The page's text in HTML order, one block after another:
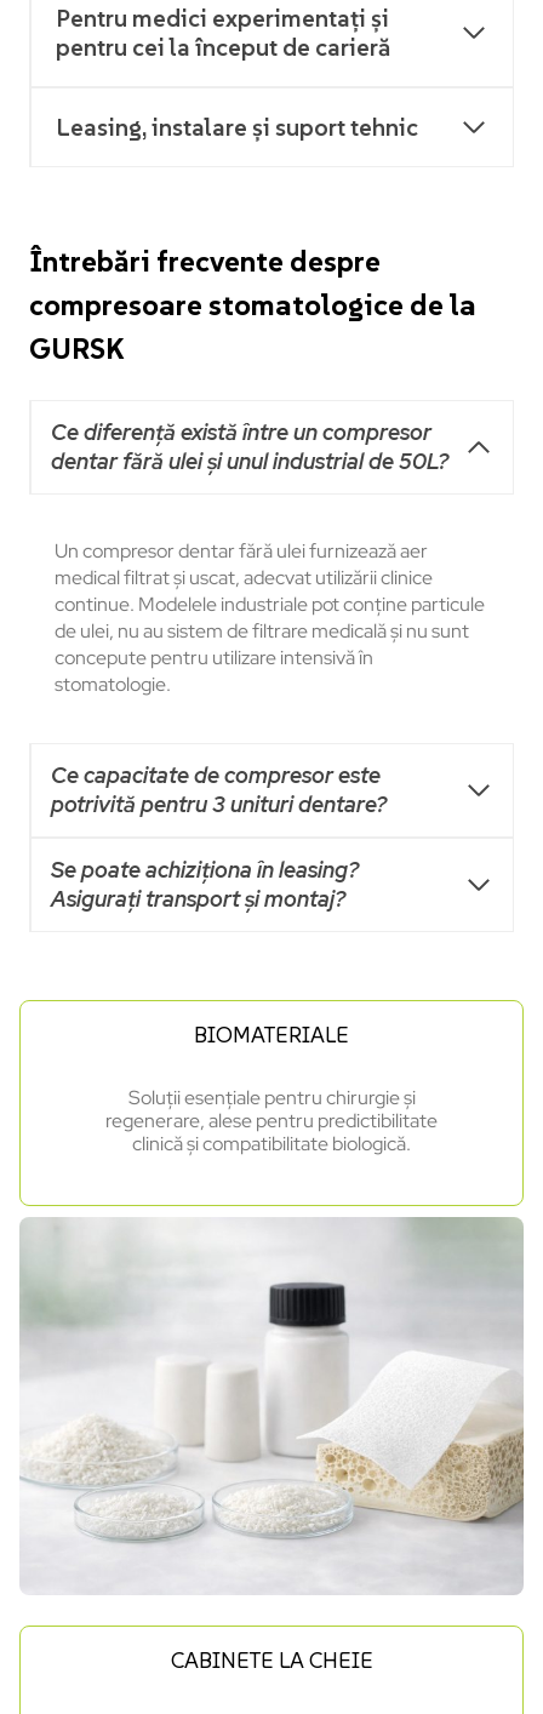
Pentru medici experimentați și
pentru cei la început de carieră
Leasing, instalare și suport tehnic
Întrebări frecvente despre
compresoare stomatologice de la
GURSK
Ce diferență există între un compresor
dentar fără ulei și unul industrial de 50L?
Un compresor dentar fără ulei furnizează aer
medical filtrat și uscat, adecvat utilizării clinice
continue. Modelele industriale pot conține particule
de ulei, nu au sistem de filtrare medicală și nu sunt
concepute pentru utilizare intensivă în
stomatologie.
Ce capacitate de compresor este
potrivită pentru 3 unituri dentare?
Se poate achiziționa în leasing?
Asigurați transport și montaj?
BIOMATERIALE
Soluții esențiale pentru chirurgie și
regenerare, alese pentru predictibilitate
clinică și compatibilitate biologică.
CABINETE LA CHEIE